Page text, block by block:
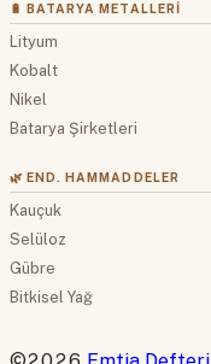
🔋 BATARYA METALLERI
Lityum
Kobalt
Nikel
Batarya Şirketleri
🌿 END. HAMMADDELER
Kauçuk
Selüloz
Gübre
Bitkisel Yağ